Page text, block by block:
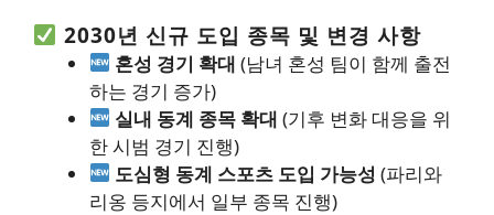
2030년 신규 도입 종목 및 변경 사항
혼성 경기 확대 (남녀 혼성 팀이 함께 출전
하는 경기 증가)
실내 동계 종목 확대 (기후 변화 대응을 위
한 시범 경기 진행)
도심형 동계 스포츠 도입 가능성 (파리와
리옹 등지에서 일부 종목 진행)